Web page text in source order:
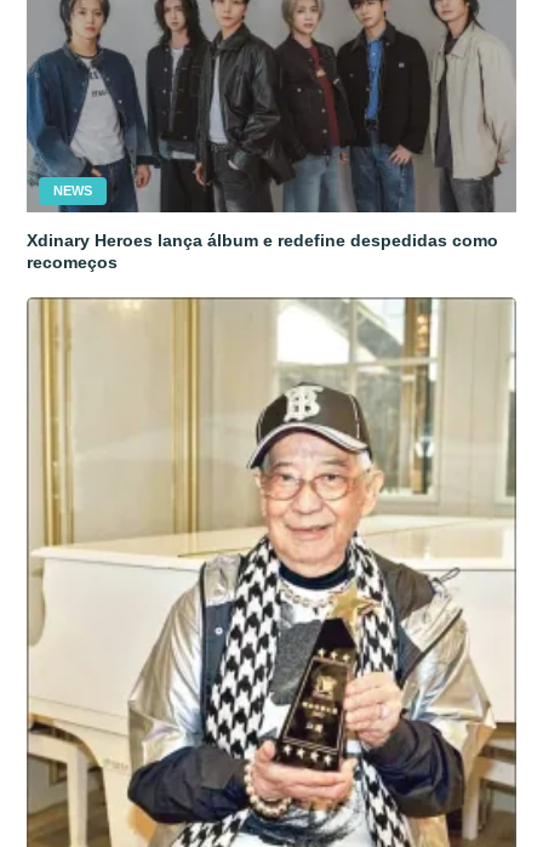
NEWS
Xdinary Heroes lança álbum e redefine despedidas como
recomeços